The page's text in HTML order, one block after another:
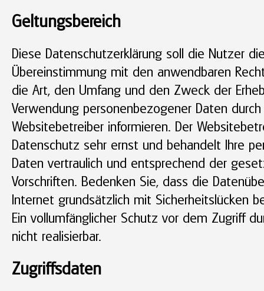
Geltungsbereich
Diese Datenschutzerklärung soll die Nutzer
Übereinstimmung mit den anwendbaren
die Art, den Umfang und den Zweck der
Verwendung personenbezogener Daten
Websitebetreiber informieren. Der
Datenschutz sehr ernst und behandelt Ihre
Daten vertraulich und entsprechend der
Vorschriften. Bedenken Sie, dass die
Internet grundsätzlich mit Sicherheitslücken
Ein vollumfänglicher Schutz vor dem Zugriff
nicht realisierbar.
Zugriffsdaten